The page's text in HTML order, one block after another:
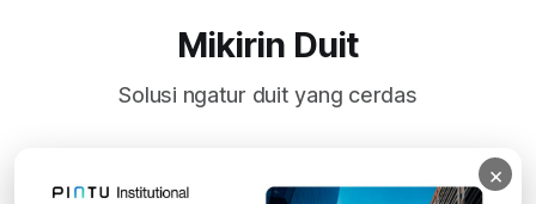
Mikirin Duit
Solusi ngatur duit yang cerdas
Subscribe
×